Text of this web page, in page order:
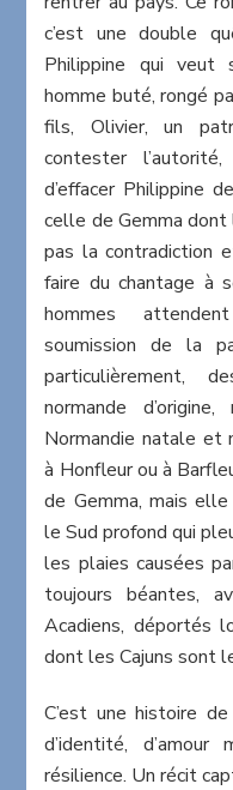
c’est une double
Philippine qui veut
homme buté, rongé
fils, Olivier, un
contester
d’effacer Philippine
celle de Gemma
pas la contradiction
faire du chantage à
hommes
soumission de la
particulièrement,
normande
Normandie natale et
à Honfleur ou à
de Gemma, mais
le Sud profond qui
les plaies causées
toujours béantes,
Acadiens, déportés
dont les Cajuns sont
C’est une histoire
d’identité,
résilience. Un récit